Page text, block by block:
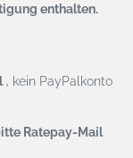
enthalten.
, kein PayPalkonto
Ratepay-Mail